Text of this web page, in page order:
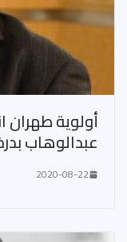
أولوية طهران
عبدالوهاب
2020-08-22